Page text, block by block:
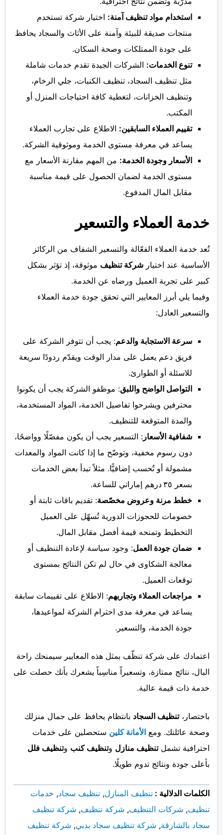
استخدام مواد تنظيف آمنة: اختيار شركة تستخدم
منتجات صديقة للبيئة وآمنة على الأثاث والسجاد يحافظ
على جودة الممتلكات وصحة السكان.
تنوع الخدمات: الشركات الجيدة تقدم خدمات شاملة
مثل تنظيف السجاد، تنظيف الكنبات، جلي الرخام،
وتنظيف الخزانات، لتغطية كافة احتياجات المنزل أو
المكتب.
تقييم العملاء السابقين: الاطلاع على تجارب العملاء
يساعد في معرفة مستوى الخدمة وموثوقية الشركة.
الأسعار وجودة الخدمة: من المهم مقارنة الأسعار مع
مستوى الخدمة لضمان الحصول على قيمة مناسبة
مقابل المال المدفوع.
خدمة العملاء والتسعير
تُعد خدمة العملاء الفعّالة والتسعير الشفاف من الركائز
الأساسية عند اختيار شركة تنظيف موثوقة، إذ تؤثر بشكل
كبير على تجربة العميل ورضاه عن الخدمة.
وفيما يلي أبرز المعايير التي تحقق جودة خدمة العملاء
والتسعير العادل:
سرعة الاستجابة والدعم: يجب أن تتوفر الشركة على
فريق دعم يعمل على مدار الوقت ويقدّم ردودًا سريعة
للاسئلة أو الطوارئ.
التواصل الواضح واللبق: موظفو الشركة يجب أن يكونوا
محترفين ويشرحوا تفاصيل الخدمة، المواد المستخدمة،
والمدة المتوقعة للتنظيف.
شفافية الأسعار : التسعير يجب أن يكون مفصّلًا وواضحًا،
دون رسوم مخفية، وتوضّح ما إذا كانت المواد والمعدات
مشمولة أو تُحسب إضافيًّا. مثلاً تبدأ بعض الخدمات
بسعر ٣٥ درهم إماراتي للساعة.
خطط مرنة وعروض مخصّصة: تقديم باقات ثابتة أو
خصومات للحجوزات الدورية تُسهّل على العميل
التخطيط وتمنحه قيمة أفضل مقابل المال.
ضمان جودة العمل: وجود سياسة لإعادة التنظيف أو
معالجة الشكاوى في حال لم تكن النتائج بمستوى
توقعات العميل.
مراجعات العملاء وتجاربهم: الاطلاع على تقييمات سابقة
يساعد في معرفة مدى احترام الشركة لمواعيدها،
جودة الخدمة، والتسعير.
اعتمادك على شركة تنظّف بمثل هذه المعايير سيمنحك راحة
البال، نتائج ممتازة، وتسعيراً مناسِباً يشعرك بأنك حصلت على
خدمة ذات قيمة عالية.
باختصار،تنظيف السجاد بانتظام يحافظ على جمال منزلك
وصحة عائلتك. ومع الأمانة كلين ستحصلين على خدمات
احترافية تشملتنظيف منازل وتنظيف كنب وتنظيف فلل
بأعلى جودة ونتائج تدوم طويلًا.
الكلمات الدلالية : تنظيف المنازل, تنظيف سجاد, خدمات
تنظيف, شركات التنظيف, شركة تنظيف, شركة تنظيف
سجاد بالشارقة, شركة تنظيف سجاد بدبي, شركة تنظيف